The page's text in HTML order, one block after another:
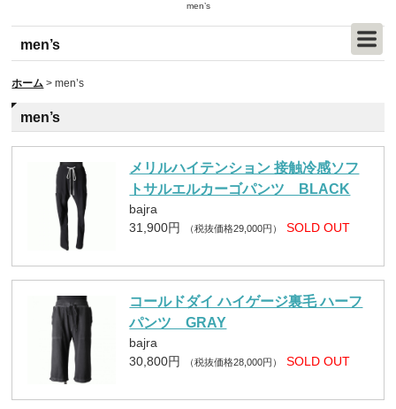
men’s
men’s
ホーム > men’s
men’s
メリルハイテンション 接触冷感ソフ
トサルエルカーゴパンツ BLACK
bajra
31,900円
（税抜価格29,000円） SOLD OUT
コールドダイ ハイゲージ裏毛 ハーフ
パンツ GRAY
bajra
30,800円
（税抜価格28,000円） SOLD OUT